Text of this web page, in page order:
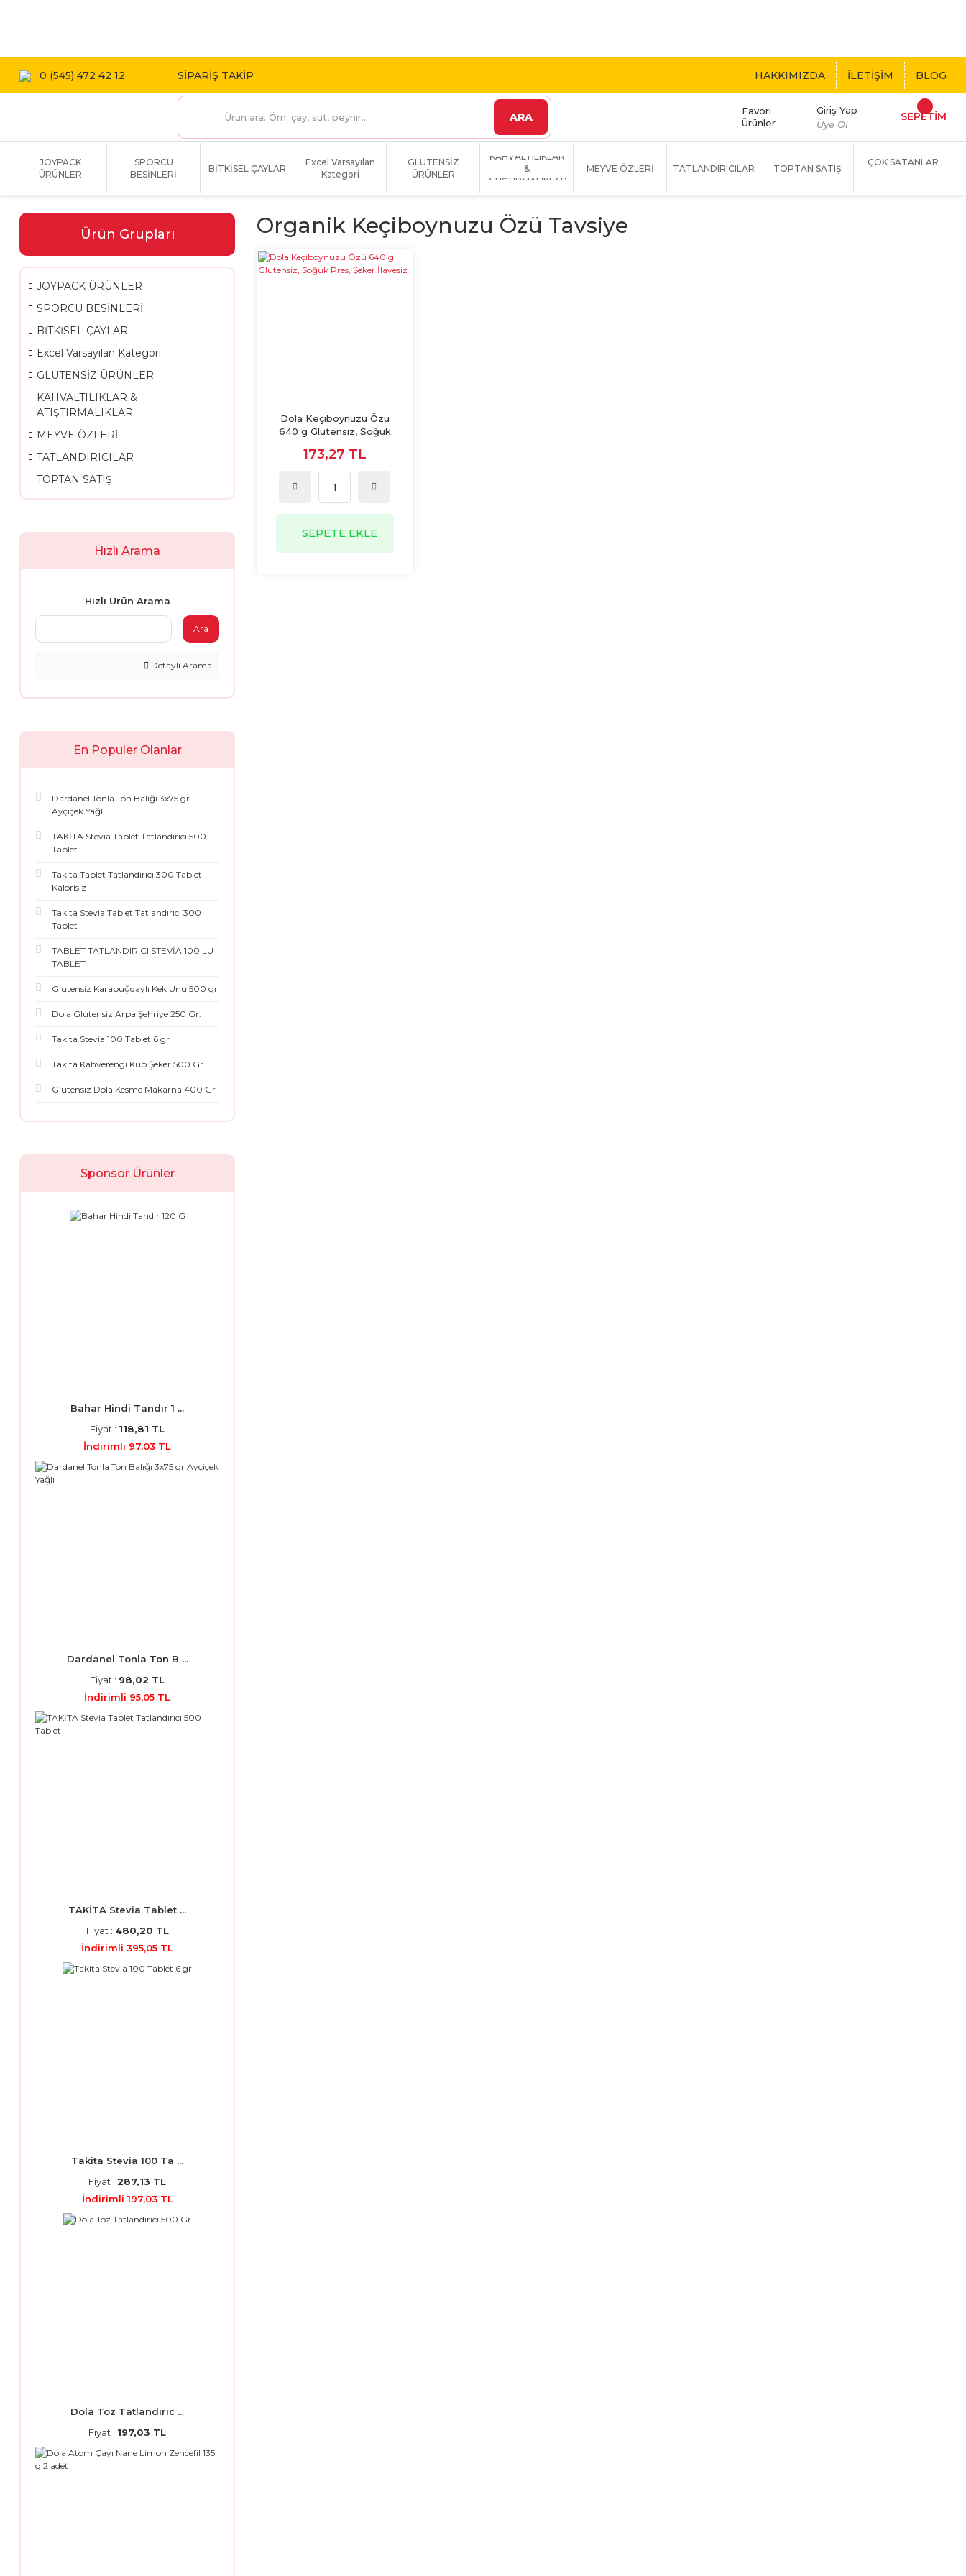
0 (545) 472 42 12 SİPARİŞ TAKİP HAKKIMIZDA İLETİŞİM BLOG
ARA
Favori
Ürünler
Giriş Yap
Üye Ol
SEPETİM
JOYPACK
ÜRÜNLER
SPORCU
BESİNLERİ
BİTKİSEL ÇAYLAR
Excel Varsayılan
Kategori
GLUTENSİZ
ÜRÜNLER
KAHVALTILIKLAR
&
ATIŞTIRMALIKLAR
MEYVE ÖZLERİ TATLANDIRICILAR TOPTAN SATIŞ
ÇOK SATANLAR
Ürün Grupları
JOYPACK ÜRÜNLER
SPORCU BESİNLERİ
BİTKİSEL ÇAYLAR
Excel Varsayılan Kategori
GLUTENSİZ ÜRÜNLER
KAHVALTILIKLAR &
ATIŞTIRMALIKLAR
MEYVE ÖZLERİ
TATLANDIRICILAR
TOPTAN SATIŞ
Hızlı Arama
Hızlı Ürün Arama
Ara
Detaylı Arama
En Populer Olanlar
Dardanel Tonla Ton Balığı 3x75 gr
Ayçiçek Yağlı
TAKİTA Stevia Tablet Tatlandırıcı 500
Tablet
Takita Tablet Tatlandırıcı 300 Tablet
Kalorisiz
Takita Stevia Tablet Tatlandırıcı 300
Tablet
TABLET TATLANDIRICI STEVİA 100'LÜ
TABLET
Glutensiz Karabuğdaylı Kek Unu 500 gr
Dola Glutensiz Arpa Şehriye 250 Gr.
Takita Stevia 100 Tablet 6 gr
Takita Kahverengi Küp Şeker 500 Gr
Glutensiz Dola Kesme Makarna 400 Gr
Sponsor Ürünler
Bahar Hindi Tandır 1 ...
Fiyat : 118,81 TL
İndirimli 97,03 TL
Dardanel Tonla Ton B ...
Fiyat : 98,02 TL
İndirimli 95,05 TL
TAKİTA Stevia Tablet ...
Fiyat : 480,20 TL
İndirimli 395,05 TL
Takita Stevia 100 Ta ...
Fiyat : 287,13 TL
İndirimli 197,03 TL
Dola Toz Tatlandırıc ...
Fiyat : 197,03 TL
Organik Keçiboynuzu Özü Tavsiye
Dola Keçiboynuzu Özü
640 g Glutensiz, Soğuk
173,27 TL
SEPETE EKLE